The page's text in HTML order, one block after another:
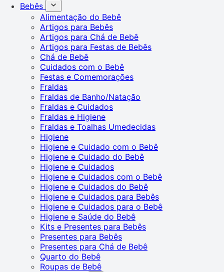
Bebês
Alimentação do Bebê
Artigos para Bebês
Artigos para Chá de Bebê
Artigos para Festas de Bebês
Chá de Bebê
Cuidados com o Bebê
Festas e Comemorações
Fraldas
Fraldas de Banho/Natação
Fraldas e Cuidados
Fraldas e Higiene
Fraldas e Toalhas Umedecidas
Higiene
Higiene e Cuidado com o Bebê
Higiene e Cuidado do Bebê
Higiene e Cuidados
Higiene e Cuidados com o Bebê
Higiene e Cuidados do Bebê
Higiene e Cuidados para Bebês
Higiene e Cuidados para o Bebê
Higiene e Saúde do Bebê
Kits e Presentes para Bebês
Presentes para Bebês
Presentes para Chá de Bebê
Quarto do Bebê
Roupas de Bebê